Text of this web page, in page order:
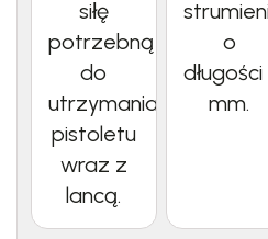
siłę
potrzebną
do
utrzymania
pistoletu
wraz z
lancą.
o
długości
mm.